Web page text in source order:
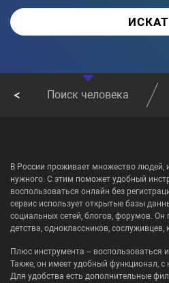
Поиск человека
В России проживает множество людей,
нужного. С этим поможет удобный
воспользоваться онлайн без
сервис использует открытые базы
социальных сетей, блогов, форумов. Он
детства, одноклассников, сослуживцев,
Плюс инструмента – воспользоваться
Также, он имеет удобный функционал,
Для удобства есть дополнительные